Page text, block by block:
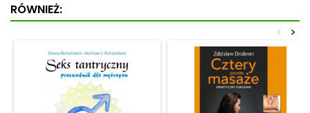
RÓWNIEŻ:
>
<